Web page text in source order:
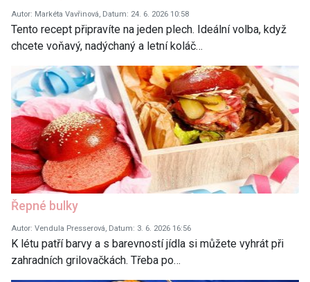
Autor: Markéta Vavřinová, Datum: 24. 6. 2026 10:58
Tento recept připravíte na jeden plech. Ideální volba, když
chcete voňavý, nadýchaný a letní koláč…
Řepné bulky
Autor: Vendula Presserová, Datum: 3. 6. 2026 16:56
K létu patří barvy a s barevností jídla si můžete vyhrát při
zahradních grilovačkách. Třeba po…